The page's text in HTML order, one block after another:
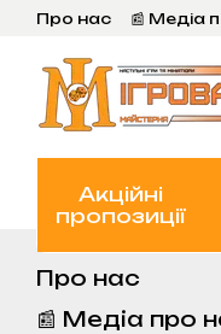
Перейти к
Про нас 📰 Медіа
Акційні
пропозиції
Про нас
📰 Медіа про